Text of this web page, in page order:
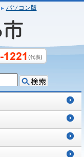
パソコン版